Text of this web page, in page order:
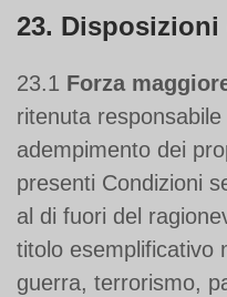
23. Disposizioni
23.1 Forza
ritenuta
adempimento dei
presenti Condizioni
al di fuori del
titolo esemplificativo
guerra, terrorismo,